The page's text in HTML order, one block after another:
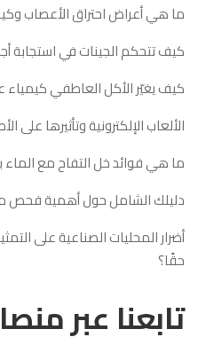
ما هي أعراض احتراق الأعصاب
كيف تتحكم الجينات في استجابة
كيف يغيّر الأكل العاطفي كيمياء
الألعاب الإلكترونية وتأثيرها على
ما هي فوائد خل التفاح مع الماء
دليلك الشامل حول أهمية فحص
أضرار المحليات الصناعية على
حقًا؟
تابعنا عبر